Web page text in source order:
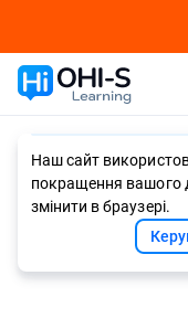
Наш сайт
покращення вашого
змінити в браузері.